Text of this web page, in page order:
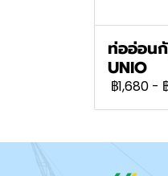
ท่ออ่อน
UNIO
฿1,680 -